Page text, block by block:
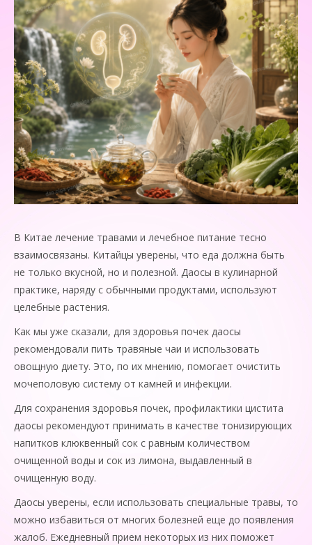
В Китае лечение травами и лечебное питание тесно
взаимосвязаны. Китайцы уверены, что еда должна быть
не только вкусной, но и полезной. Даосы в кулинарной
практике, наряду с обычными продуктами, используют
целебные растения.
Как мы уже сказали, для здоровья почек даосы
рекомендовали пить травяные чаи и использовать
овощную диету. Это, по их мнению, помогает очистить
мочеполовую систему от камней и инфекции.
Для сохранения здоровья почек, профилактики цистита
даосы рекомендуют принимать в качестве тонизирующих
напитков клюквенный сок с равным количеством
очищенной воды и сок из лимона, выдавленный в
очищенную воду.
Даосы уверены, если использовать специальные травы, то
можно избавиться от многих болезней еще до появления
жалоб. Ежедневный прием некоторых из них поможет